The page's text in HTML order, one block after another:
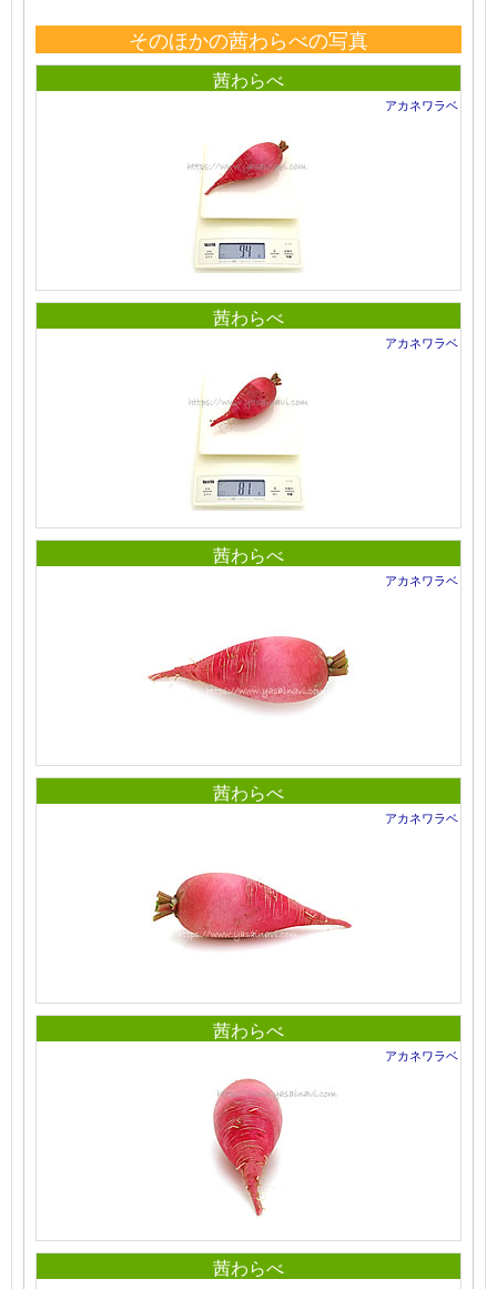
そのほかの茜わらべの写真
茜わらべ
アカネワラベ
茜わらべ
アカネワラベ
茜わらべ
アカネワラベ
茜わらべ
アカネワラベ
茜わらべ
アカネワラベ
茜わらべ